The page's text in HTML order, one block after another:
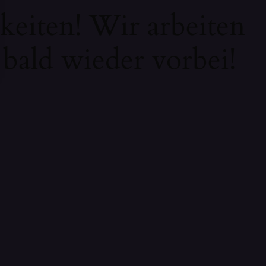
Wir arbeiten
wieder vorbei!